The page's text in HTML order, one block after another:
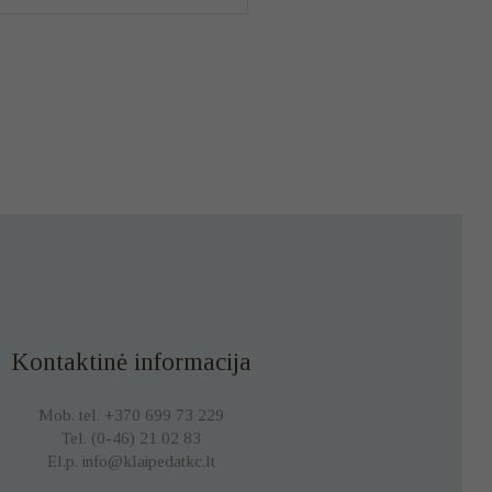
Kontaktinė informacija
Mob. tel. +370 699 73 229
Tel. (0-46) 21 02 83
El.p. info@klaipedatkc.lt